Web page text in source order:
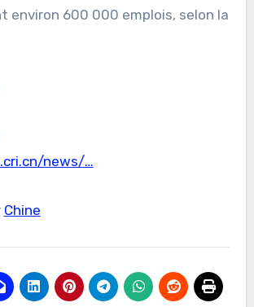
environ 600 000 emplois, selon la
news/…
Chine